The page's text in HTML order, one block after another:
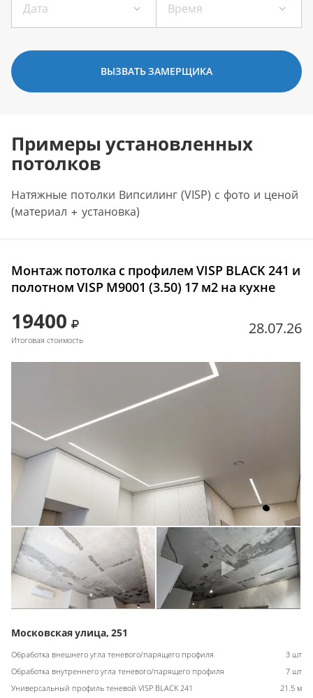
Дата Время
ВЫЗВАТЬ ЗАМЕРЩИКА
Примеры установленных
потолков
Натяжные потолки Випсилинг (VISP) с фото и ценой
(материал + установка)
Монтаж потолка с профилем VISP BLACK 241 и
полотном VISP M9001 (3.50) 17 м2 на кухне
19400
Итоговая стоимость
28.07.26
Московская улица, 251
Обработка внешнего угла теневого/парящего профиля
3 шт
Обработка внутреннего угла теневого/парящего профиля
7 шт
Универсальный профиль теневой VISP BLACK 241
21.5 м